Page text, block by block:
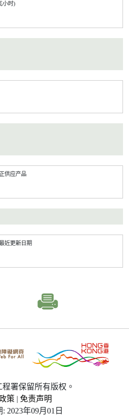
小时)
供应产品
近更新日期
署保留所有版权。
策 | 免责声明
2023年09月01日